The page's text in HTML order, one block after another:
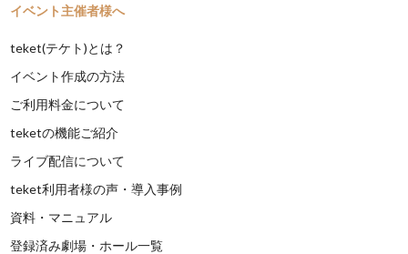
イベント主催者様へ
teket(テケト)とは？
イベント作成の方法
ご利用料金について
teketの機能ご紹介
ライブ配信について
teket利用者様の声・導入事例
資料・マニュアル
登録済み劇場・ホール一覧